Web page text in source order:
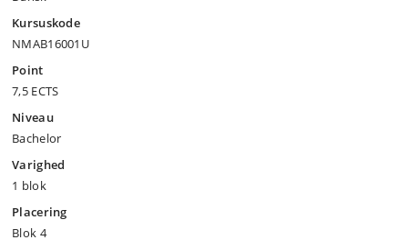
Kursuskode
NMAB16001U
Point
7,5 ECTS
Niveau
Bachelor
Varighed
1 blok
Placering
Blok 4